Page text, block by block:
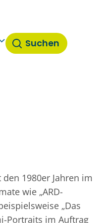
Suchen
1980er Jahren im
wie „ARD-
„Das
Portraits im Auftrag